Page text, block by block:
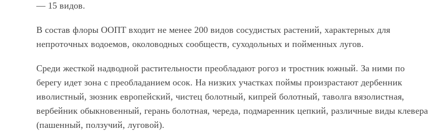
— 15 видов.
В состав флоры ООПТ входит не менее 200 видов сосудистых растений, характерных для
непроточных водоемов, околоводных сообществ, суходольных и пойменных лугов.
Среди жесткой надводной растительности преобладают рогоз и тростник южный. За ними по
берегу идет зона с преобладанием осок. На низких участках поймы произрастают дербенник
иволистный, зюзник европейский, чистец болотный, кипрей болотный, таволга вязолистная,
вербейник обыкновенный, герань болотная, череда, подмаренник цепкий, различные виды клевера
(пашенный, ползучий, луговой).